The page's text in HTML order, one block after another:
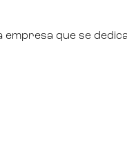
empresa que se